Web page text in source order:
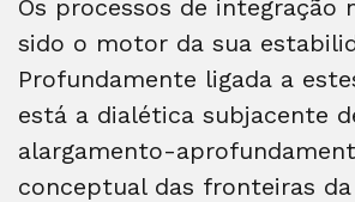
Os processos de integração
sido o motor da sua
Profundamente ligada a
está a dialética subjacente
alargamento-
conceptual das fronteiras